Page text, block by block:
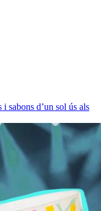
sabons d’un sol ús als